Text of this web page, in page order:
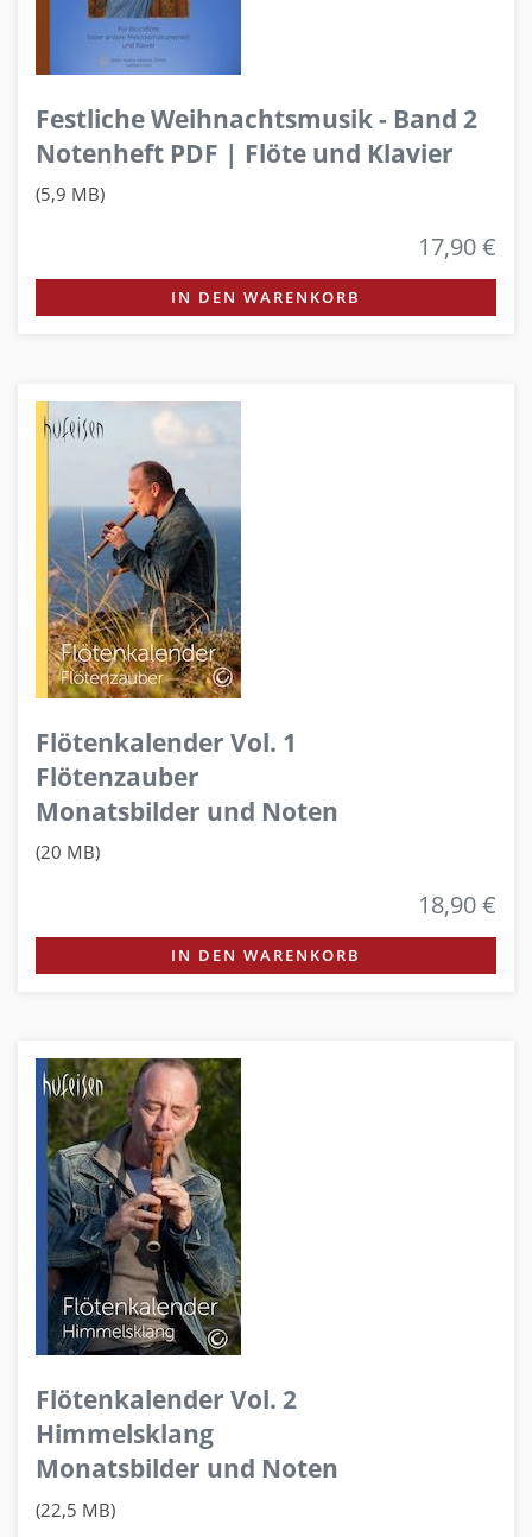
Festliche Weihnachtsmusik - Band 2
Notenheft PDF | Flöte und Klavier
(5,9 MB)
17,90 €
IN DEN WARENKORB
Flötenkalender Vol. 1
Flötenzauber
Monatsbilder und Noten
(20 MB)
18,90 €
IN DEN WARENKORB
Flötenkalender Vol. 2
Himmelsklang
Monatsbilder und Noten
(22,5 MB)